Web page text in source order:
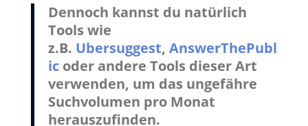
Dennoch kannst du natürlich
Tools wie
z.B. Ubersuggest, AnswerThePubl
ic oder andere Tools dieser Art
verwenden, um das ungefähre
Suchvolumen pro Monat
herauszufinden.